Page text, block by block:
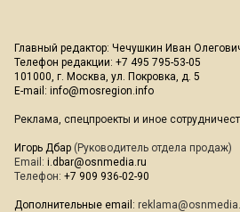
Главный редактор: Чечушкин Иван
Телефон редакции: +7 495 795-53-05
101000, г. Москва, ул. Покровка, д. 5
E-mail: info@mosregion.info
Реклама, спецпроекты и иное
Игорь Дбар (Руководитель отдела продаж)
Email: i.dbar@osnmedia.ru
Телефон: +7 909 936-02-90
Дополнительные email: